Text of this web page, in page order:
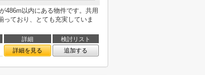
486m以内にある物件です。共用
ており、とても充実していま
詳細
検討リスト
詳細を見る 追加する